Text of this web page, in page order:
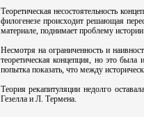
Теоретическая несостоятельность
филогенезе происходит решающая
материале, поднимает проблему истории
Несмотря на ограниченность и
теоретическая концепция, но это
попытка показать, что между
Теория рекапитуляции недолго
Гезелла и Л. Термена.